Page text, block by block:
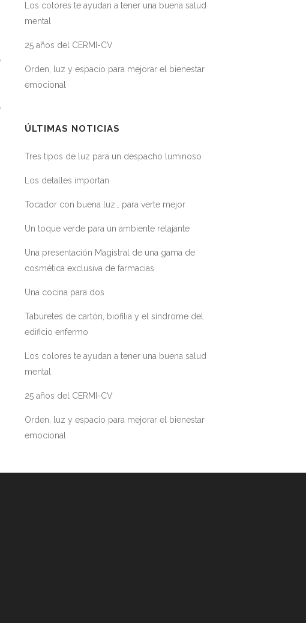
Los colores te ayudan a tener una buena salud
mental
25 años del CERMI-CV
Orden, luz y espacio para mejorar el bienestar
emocional
ÚLTIMAS NOTICIAS
Tres tipos de luz para un despacho luminoso
Los detalles importan
Tocador con buena luz… para verte mejor
Un toque verde para un ambiente relajante
Una presentación Magistral de una gama de
cosmética exclusiva de farmacias
Una cocina para dos
Taburetes de cartón, biofilia y el síndrome del
edificio enfermo
Los colores te ayudan a tener una buena salud
mental
25 años del CERMI-CV
Orden, luz y espacio para mejorar el bienestar
emocional